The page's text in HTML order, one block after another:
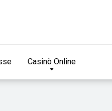
Casinò Online